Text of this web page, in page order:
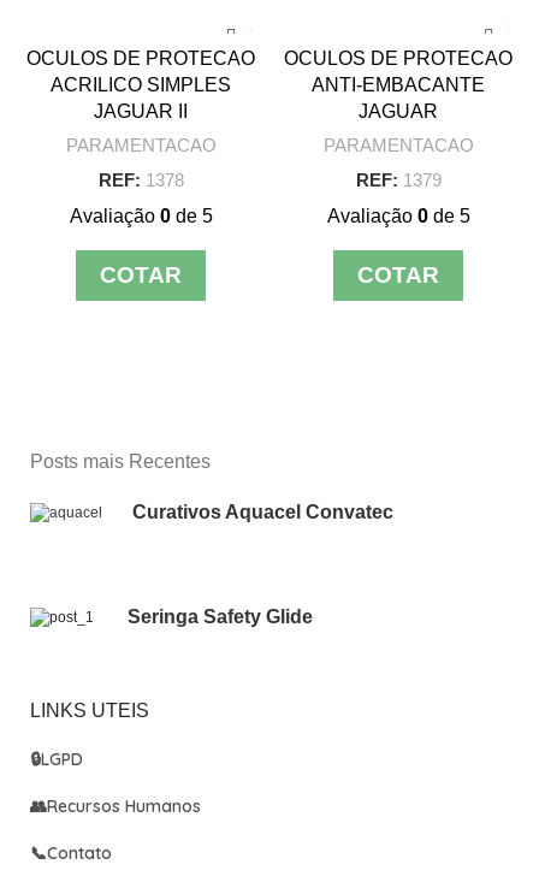
OCULOS DE PROTECAO
ACRILICO SIMPLES
JAGUAR II
PARAMENTACAO
REF: 1378
Avaliação 0de 5
COTAR
OCULOS DE PROTECAO
ANTI-EMBACANTE
JAGUAR
PARAMENTACAO
REF: 1379
Avaliação 0de 5
COTAR
Posts mais Recentes
Curativos Aquacel Convatec
Seringa Safety Glide
LINKS UTEIS
🔒LGPD
👥Recursos Humanos
📞Contato